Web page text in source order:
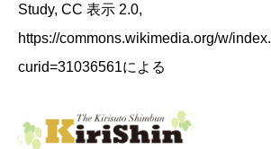
Study, CC 表示 2.0,
https://commons.wikimedia.org/w/
curid=31036561による